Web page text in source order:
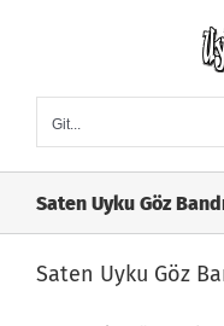
Git...
Saten Uyku Göz
Saten Uyku Göz